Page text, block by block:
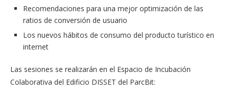
Recomendaciones para una mejor optimización de las
ratios de conversión de usuario
Los nuevos hábitos de consumo del producto turístico en
internet
Las sesiones se realizarán en el Espacio de Incubación
Colaborativa del Edificio DISSET del ParcBit: